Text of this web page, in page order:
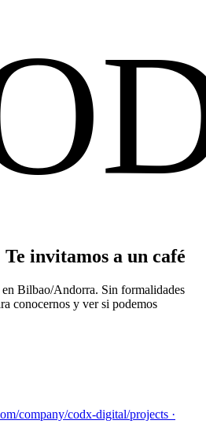
Te invitamos a un café
Bilbao/Andorra. Sin formalidades
conocernos y ver si podemos
company/codx-digital/projects ·